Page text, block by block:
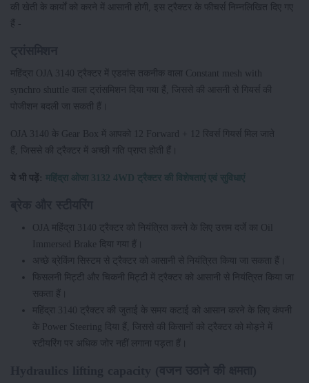
की खेती के कार्यों को करने में आसानी होगी, इस ट्रैक्टर के फीचर्स निम्नलिखित दिए गए
हैं -
महिंद्रा OJA 3140 ट्रैक्टर में एडवांस तकनीक वाला Constant mesh with
synchro shuttle वाला ट्रांसमिशन दिया गया हैं, जिससे की आसनी से गियर्स की
पोजीशन बदली जा सकती हैं।
OJA 3140 के Gear Box में आपको 12 Forward + 12 रिवर्स गियर्स मिल जाते
हैं, जिससे की ट्रैक्टर में अच्छी गति प्राप्त होती हैं।
ये भी पढ़ें: महिंद्रा ओजा 3132 4WD ट्रैक्टर की विशेषताएं एवं सुविधाएं
OJA महिंद्रा 3140 ट्रैक्टर को नियंत्रित करने के लिए उत्तम दर्जे का Oil
Immersed Brake दिया गया हैं।
अच्छे ब्रेकिंग सिस्टम से ट्रैक्टर को आसानी से नियंत्रित किया जा सकता हैं।
फिसलनी मिट्टी और चिकनी मिट्टी में ट्रैक्टर को आसानी से नियंत्रित किया जा
सकता हैं।
महिंद्रा 3140 ट्रैक्टर की जुताई के समय कटाई को आसान करने के लिए कंपनी
के Power Steering दिया हैं, जिससे की किसानों को ट्रैक्टर को मोड़ने में
स्टीयरिंग पर अधिक जोर नहीं लगाना पड़ता हैं।